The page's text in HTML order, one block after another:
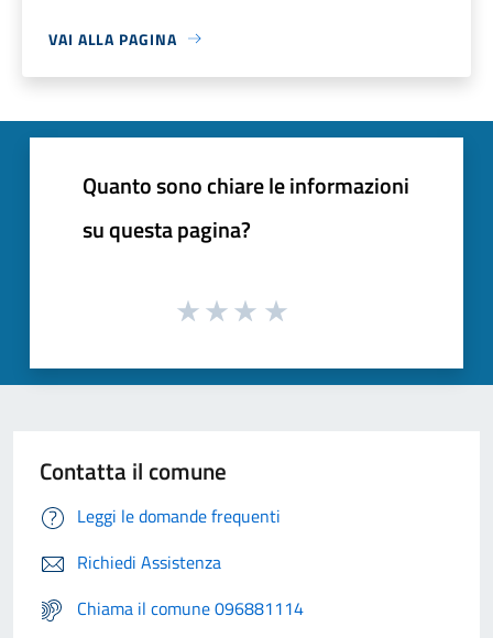
VAI ALLA PAGINA
Quanto sono chiare le informazioni
su questa pagina?
Contatta il comune
Leggi le domande frequenti
Richiedi Assistenza
Chiama il comune 096881114